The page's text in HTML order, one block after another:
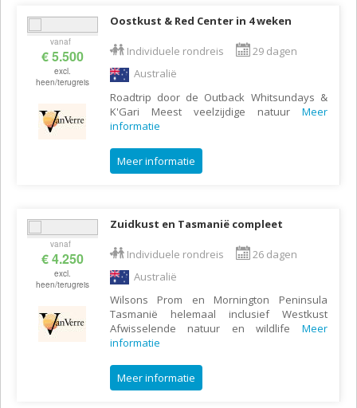
vanaf
€ 5.500
excl.
heen/terugreis
Oostkust & Red Center in 4 weken
Individuele rondreis
29 dagen
Australië
Roadtrip door de Outback Whitsundays &
K'Gari Meest veelzijdige natuur Meer
informatie
Meer informatie
vanaf
€ 4.250
excl.
heen/terugreis
Zuidkust en Tasmanië compleet
Individuele rondreis
26 dagen
Australië
Wilsons Prom en Mornington Peninsula
Tasmanië helemaal inclusief Westkust
Afwisselende natuur en wildlife Meer
informatie
Meer informatie